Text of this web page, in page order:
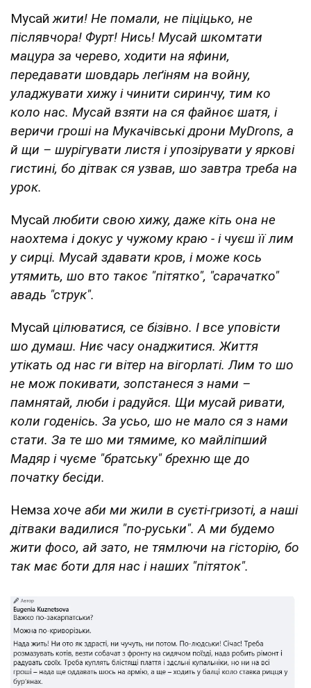
Мусайжити! Не помали, не піціцько, не
післявчора! Фурт! Нись! Мусай шкомтати
мацура за черево, ходити на яфини,
передавати шовдарь леґіням на войну,
уладжувати хижу і чинити сиринчу, тим ко
коло нас. Мусай взяти на ся файноє шатя, і
веричи гроші на Мукачівські дрони MyDrons, а
й щи – шурігувати листя і упозірувати у яркові
гистині, бо дітвак ся узвав, шо завтра треба на
урок.
Мусайлюбити свою хижу, даже кіть она не
наохтема і докус у чужому краю - і чуєш її лим
у сирці. Мусай здавати кров, і може кось
утямить, шо вто такоє "пітятко", "сарачатко"
авадь "струк".
Мусай цілюватися, се бізівно. І все уповісти
шо думаш. Ниє часу онаджитися. Життя
утікать од нас ги вітер на вігорлаті. Лим то шо
не мож покивати, зопстанеся з нами –
памнятай, люби і радуйся. Щи мусай ривати,
коли годенісь. За усьо, шо не мало ся з нами
стати. За те шо ми тямиме, ко майліпший
Мадяр і чуєме "братську" брехню ще до
початку бесіди.
Немзахоче аби ми жили в суєті-гризоті, а наші
дітваки вадилися "по-руськи". А ми будемо
жити фосо, ай зато, не тямлючи на гісторію, бо
так має боти для нас і наших "пітяток".